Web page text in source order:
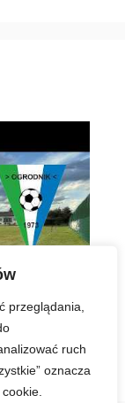
przeglądania,
ruch
oznacza